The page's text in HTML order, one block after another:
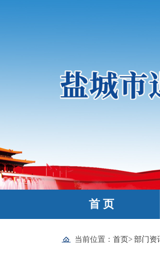
首 页
当前位置： 首页> 部门资